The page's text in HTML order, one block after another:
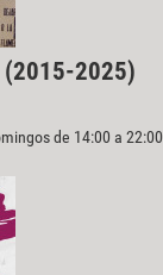
(2015-2025)
de 14:00 a 22:00